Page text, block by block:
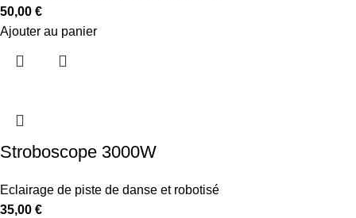
50,00 €
Ajouter au panier
Stroboscope 3000W
Eclairage de piste de danse et robotisé
35,00 €